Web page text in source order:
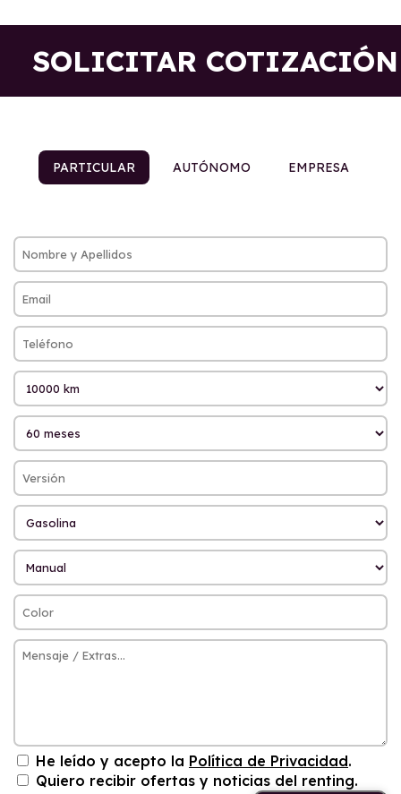
SOLICITAR COTIZACIÓN
PARTICULAR AUTÓNOMO EMPRESA
He leído y acepto la Política de Privacidad.
Quiero recibir ofertas y noticias del renting.